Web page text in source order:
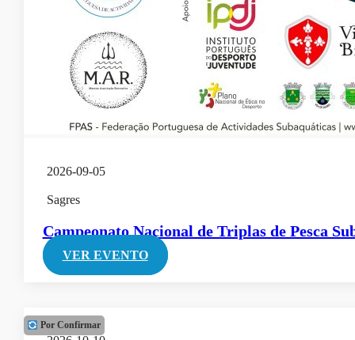
2026-09-05
Sagres
Campeonato Nacional de Triplas de Pesca
VER EVENTO
Por Confirmar